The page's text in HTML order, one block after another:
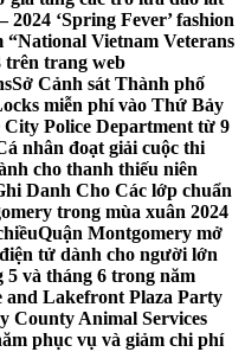
‘Spring Fever’ fashion
“National Vietnam Veterans
trên trang web
Sở Cảnh sát Thành phố
miễn phí vào Thứ Bảy
Police Department từ 9
nhân đoạt giải cuộc thi
cho thanh thiếu niên
Danh Cho Các lớp chuẩn
trong mùa xuân 2024
Quận Montgomery mở
tử dành cho người lớn
và tháng 6 trong năm
and Lakefront Plaza Party
County Animal Services
phục vụ và giảm chi phí